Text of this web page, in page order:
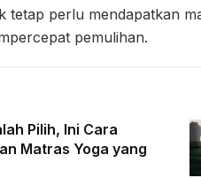
tetap perlu mendapatkan
pemulihan.
Pilih, Ini Cara
Matras Yoga yang